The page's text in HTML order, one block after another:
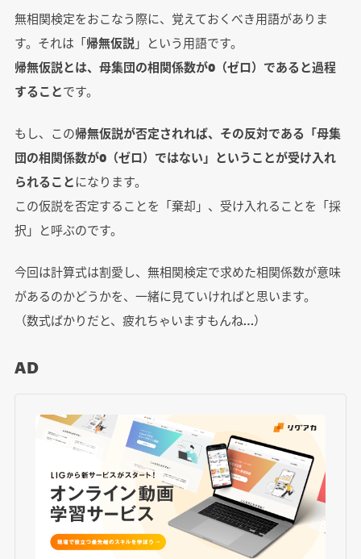
無相関検定をおこなう際に、覚えておくべき用語がありま
す。それは「帰無仮説」という用語です。
帰無仮説とは、母集団の相関係数が0（ゼロ）であると過程
することです。
もし、この帰無仮説が否定されれば、その反対である「母集
団の相関係数が0（ゼロ）ではない」ということが受け入れ
られることになります。
この仮説を否定することを「棄却」、受け入れることを「採
択」と呼ぶのです。
今回は計算式は割愛し、無相関検定で求めた相関係数が意味
があるのかどうかを、一緒に見ていければと思います。
（数式ばかりだと、疲れちゃいますもんね…）
AD